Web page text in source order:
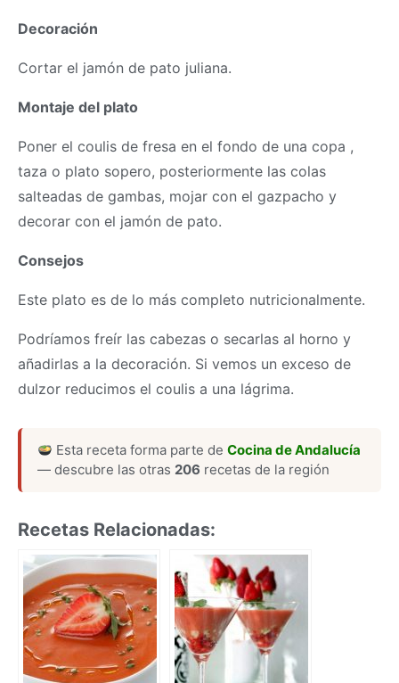
Decoración
Cortar el jamón de pato juliana.
Montaje del plato
Poner el coulis de fresa en el fondo de una copa ,
taza o plato sopero, posteriormente las colas
salteadas de gambas, mojar con el gazpacho y
decorar con el jamón de pato.
Consejos
Este plato es de lo más completo nutricionalmente.
Podríamos freír las cabezas o secarlas al horno y
añadirlas a la decoración. Si vemos un exceso de
dulzor reducimos el coulis a una lágrima.
Esta receta forma parte deCocina de Andalucía
— descubre las otras 206 recetas de la región
Recetas Relacionadas: